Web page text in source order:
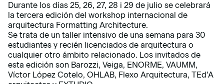
Durante los días 25, 26, 27, 28 i 29 de julio se celebrará
la tercera edición del workshop internacional de
arquitectura Formatting Architecture.
Se trata de un taller intensivo de una semana para 30
estudiantes y recién licenciados de arquitectura o
cualquier otro ámbito relacionado. Los invitados de
esta edición son Barozzi, Veiga, ENORME, VAUMM,
Víctor López Cotelo, OHLAB, Flexo Arquitectura, TEd’A